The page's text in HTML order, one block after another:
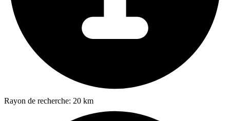
Rayon de recherche: 20 km